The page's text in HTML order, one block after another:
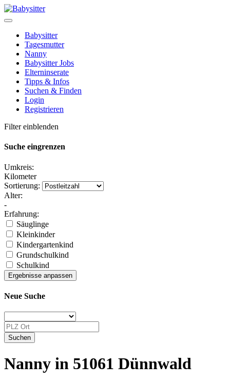
Babysitter
Tagesmutter
Nanny
Babysitter Jobs
Elterninserate
Tipps & Infos
Suchen & Finden
Login
Registrieren
Filter einblenden
Suche eingrenzen
Umkreis:
Kilometer
Sortierung:
Alter:
-
Erfahrung:
Säuglinge
Kleinkinder
Kindergartenkind
Grundschulkind
Schulkind
Neue Suche
Nanny in 51061 Dünnwald